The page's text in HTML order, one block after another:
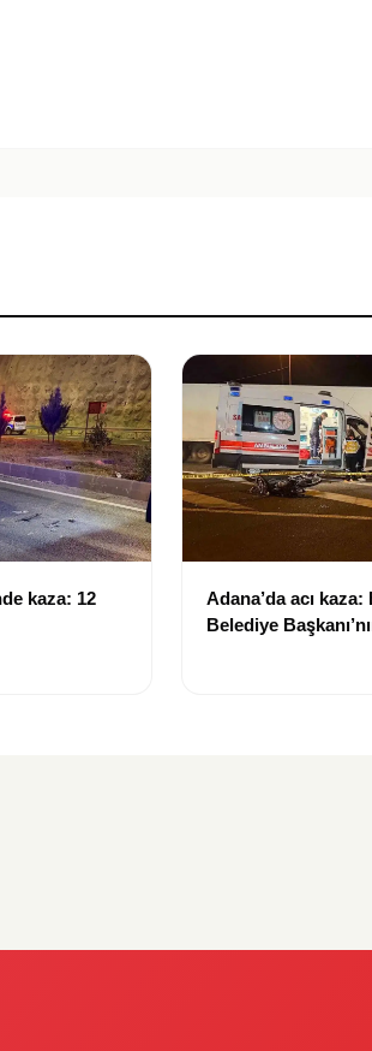
kaza: 12
Adana’da acı kaza:
Belediye